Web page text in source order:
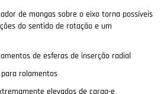
de mangas sobre o eixo torna possíveis
do sentido de rotação e um
de esferas de inserção radial
rolamentos
elevados de carga-e